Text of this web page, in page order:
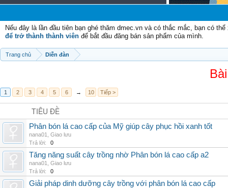
Nếu đây là lần đầu tiên bạn ghé thăm dmec.vn và có thắc mắc, bạn có
để trở thành thành viên để bắt đầu đăng bán sản phẩm của mình.
Trang chủ Diễn đàn
1 2 3 4 5 6 → 10 Tiếp >
TIÊU ĐỀ
Phân bón lá cao cấp của Mỹ giúp cây phục hồi xanh tốt
nana01
Giao lưu
Trả lời:
0
Tăng năng suất cây trồng nhờ Phân bón lá cao cấp a2
nana01
Giao lưu
Trả lời:
0
Giải pháp dinh dưỡng cây trồng với phân bón lá cao cấp